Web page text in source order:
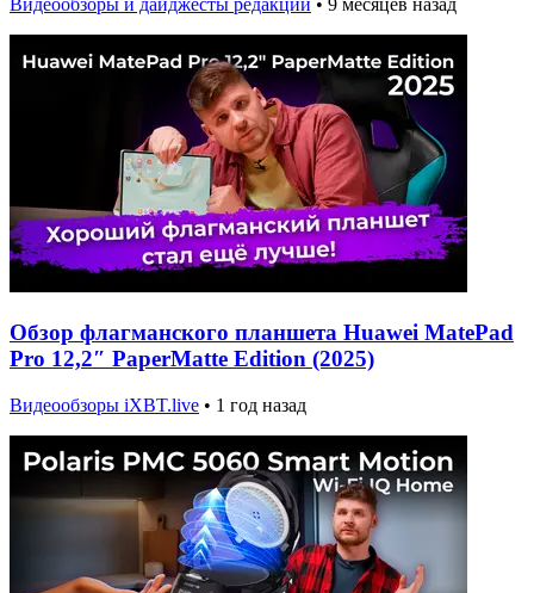
Видеообзоры и дайджесты редакции • 9 месяцев назад
Обзор флагманского планшета Huawei MatePad
Pro 12,2″ PaperMatte Edition (2025)
Видеообзоры iXBT.live • 1 год назад